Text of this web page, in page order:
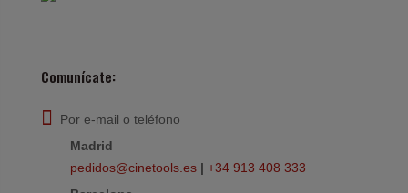
Comunícate:
Por e-mail o teléfono
Madrid
pedidos@cinetools.es | +34 913 408 333